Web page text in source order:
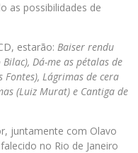
as possibilidades de
estarão: Baiser rendu
Dá-me as pétalas de
Fontes), Lágrimas de cera
(Luiz Murat) e Cantiga de
juntamente com Olavo
no Rio de Janeiro